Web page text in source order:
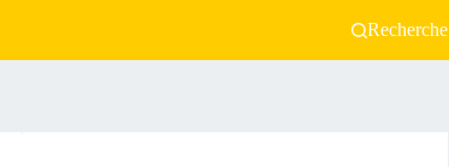
Recherche